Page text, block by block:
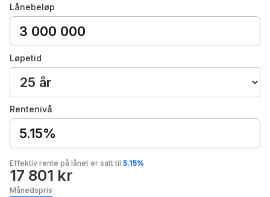
Lånebeløp
Løpetid
Rentenivå
5.15%
Effektiv rente på lånet er satt til 5.15%
17 801 kr
Månedspris